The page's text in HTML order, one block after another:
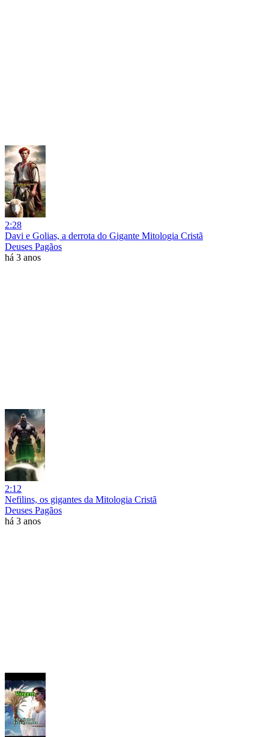
2:28
Davi e Golias, a derrota do Gigante Mitologia Cristã
Deuses Pagãos
há 3 anos
2:12
Nefilins, os gigantes da Mitologia Cristã
Deuses Pagãos
há 3 anos